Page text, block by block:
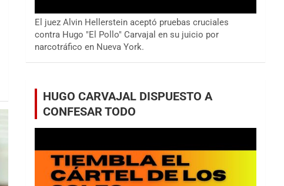
El juez Alvin Hellerstein aceptó pruebas cruciales
contra Hugo "El Pollo" Carvajal en su juicio por
narcotráfico en Nueva York.
HUGO CARVAJAL DISPUESTO A
CONFESAR TODO